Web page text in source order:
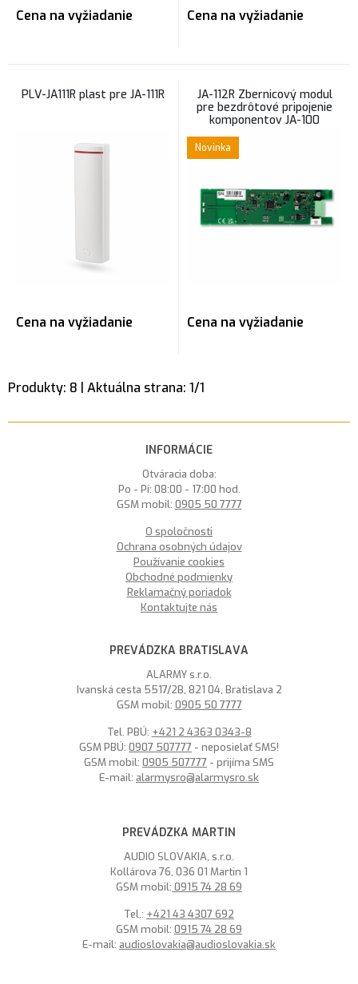
Cena na vyžiadanie Cena na vyžiadanie
PLV-JA111R plast pre JA-111R
Cena na vyžiadanie
JA-112R Zbernicový modul
pre bezdrôtové pripojenie
komponentov JA-100
Novinka
Cena na vyžiadanie
Produkty: 8 | Aktuálna strana: 1/1
INFORMÁCIE
Otváracia doba:
Po - Pi: 08:00 - 17:00 hod.
GSM mobil: 0905 50 7777
O spoločnosti
Ochrana osobných údajov
Používanie cookies
Obchodné podmienky
Reklamačný poriadok
Kontaktujte nás
PREVÁDZKA BRATISLAVA
ALARMY s.r.o.
Ivanská cesta 5517/2B, 821 04, Bratislava 2
GSM mobil: 0905 50 7777
Tel. PBÚ: +421 2 4363 0343-8
GSM PBÚ: 0907 507777 - neposielať SMS!
GSM mobil: 0905 507777 - prijíma SMS
E-mail: alarmysro@alarmysro.sk
PREVÁDZKA MARTIN
AUDIO SLOVAKIA, s.r.o.
Kollárova 76, 036 01 Martin 1
GSM mobil: 0915 74 28 69
Tel.: +421 43 4307 692
GSM mobil: 0915 74 28 69
E-mail: audioslovakia@audioslovakia.sk